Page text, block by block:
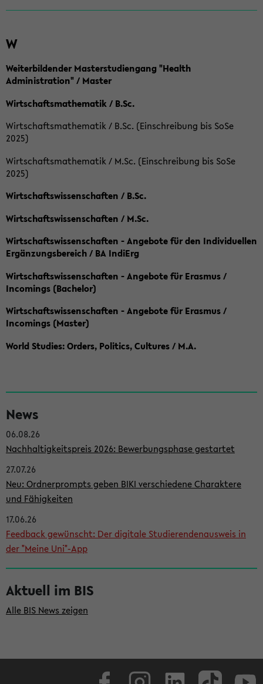
W
Weiterbildender Masterstudiengang "Health
Administration" / Master
Wirtschaftsmathematik / B.Sc.
Wirtschaftsmathematik / B.Sc. (Einschreibung bis SoSe
2025)
Wirtschaftsmathematik / M.Sc. (Einschreibung bis SoSe
2025)
Wirtschaftswissenschaften / B.Sc.
Wirtschaftswissenschaften / M.Sc.
Wirtschaftswissenschaften - Angebote für den Individuellen
Ergänzungsbereich / BA IndiErg
Wirtschaftswissenschaften - Angebote für Erasmus /
Incomings (Bachelor)
Wirtschaftswissenschaften - Angebote für Erasmus /
Incomings (Master)
World Studies: Orders, Politics, Cultures / M.A.
e
i
t
e
n
l
e
i
s
t
e
News
06.08.26
Nachhaltigkeitspreis 2026: Bewerbungsphase gestartet
27.07.26
Neu: Ordnerprompts geben BIKI verschiedene Charaktere
und Fähigkeiten
17.06.26
Feedback gewünscht: Der digitale Studierendenausweis in
der "Meine Uni"-App
Aktuell im BIS
Alle BIS News zeigen